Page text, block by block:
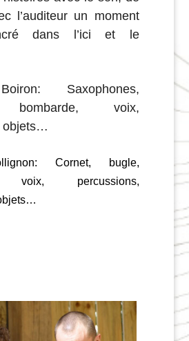
l’auditeur un moment
dans l’ici et le
Saxophones,
bombarde, voix,
objets…
: Cornet, bugle,
voix, percussions,